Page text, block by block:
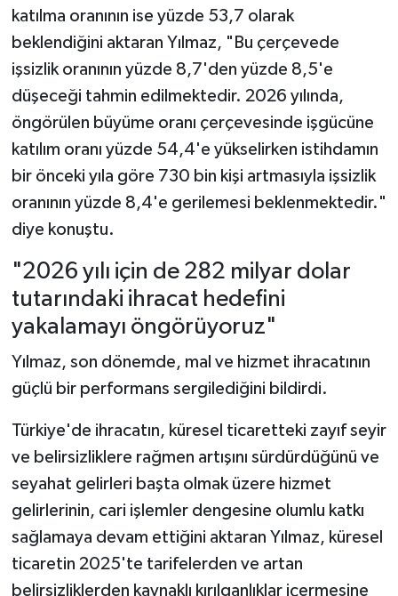
katılma oranının ise yüzde 53,7 olarak
beklendiğini aktaran Yılmaz, "Bu çerçevede
işsizlik oranının yüzde 8,7'den yüzde 8,5'e
düşeceği tahmin edilmektedir. 2026 yılında,
öngörülen büyüme oranı çerçevesinde işgücüne
katılım oranı yüzde 54,4'e yükselirken istihdamın
bir önceki yıla göre 730 bin kişi artmasıyla işsizlik
oranının yüzde 8,4'e gerilemesi beklenmektedir."
diye konuştu.
"2026 yılı için de 282 milyar dolar
tutarındaki ihracat hedefini
yakalamayı öngörüyoruz"
Yılmaz, son dönemde, mal ve hizmet ihracatının
güçlü bir performans sergilediğini bildirdi.
Türkiye'de ihracatın, küresel ticaretteki zayıf seyir
ve belirsizliklere rağmen artışını sürdürdüğünü ve
seyahat gelirleri başta olmak üzere hizmet
gelirlerinin, cari işlemler dengesine olumlu katkı
sağlamaya devam ettiğini aktaran Yılmaz, küresel
ticaretin 2025'te tarifelerden ve artan
belirsizliklerden kaynaklı kırılganlıklar içermesine